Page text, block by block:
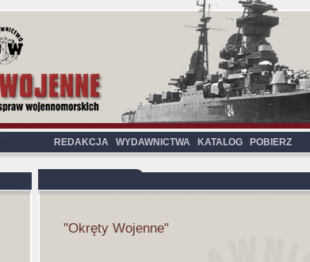
REDAKCJA WYDAWNICTWA KATALOG POBIERZ
"Okręty Wojenne"